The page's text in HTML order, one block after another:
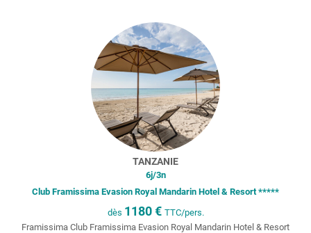
TANZANIE
6j/3n
Club Framissima Evasion Royal Mandarin Hotel & Resort *****
dès 1180€ TTC/pers.
Framissima Club Framissima Evasion Royal Mandarin Hotel & Resort